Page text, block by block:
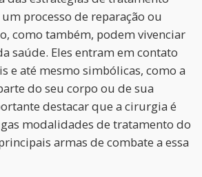
processo de reparação ou
como também, podem vivenciar
saúde. Eles entram em contato
e até mesmo simbólicas, como a
do seu corpo ou de sua
destacar que a cirurgia é
modalidades de tratamento do
armas de combate a essa